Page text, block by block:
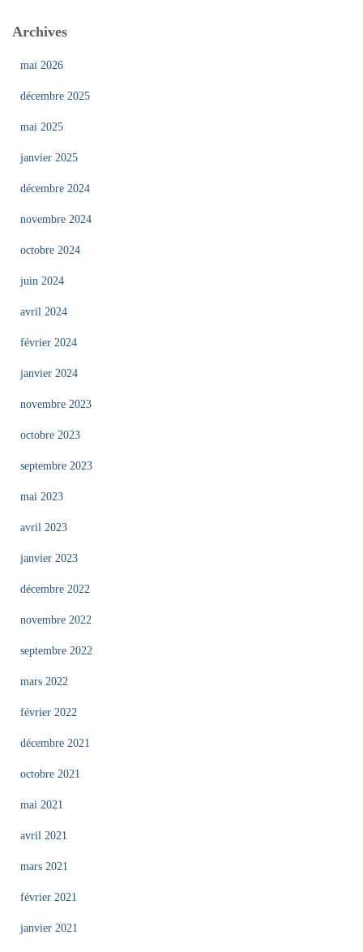
Archives
mai 2026
décembre 2025
mai 2025
janvier 2025
décembre 2024
novembre 2024
octobre 2024
juin 2024
avril 2024
février 2024
janvier 2024
novembre 2023
octobre 2023
septembre 2023
mai 2023
avril 2023
janvier 2023
décembre 2022
novembre 2022
septembre 2022
mars 2022
février 2022
décembre 2021
octobre 2021
mai 2021
avril 2021
mars 2021
février 2021
janvier 2021